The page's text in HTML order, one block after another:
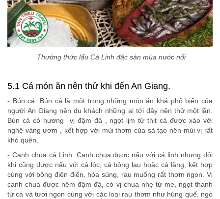
Thưởng thức lẩu Cá Linh đặc sản mùa nước nổi
5.1 Cá món ăn nên thử khi đến An Giang.
- Bún cá: Bún cá là một trong những món ăn khá phổ biến của
người An Giang nên du khách những ai tới đây nên thử một lần.
Bún cá có hương vị đậm đà , ngọt lịm từ thịt cá được xào với
nghệ vàng ươm , kết hợp với mùi thơm của sả tạo nên mùi vị rất
khó quên.
- Canh chua cá Linh: Canh chua được nấu với cá linh nhưng đôi
khi cũng được nấu với cá lóc, cá bông lau hoặc cá lăng, kết hợp
cùng với bông điên điển, hóa súng, rau muống rất thơm ngon. Vị
canh chua được nêm đậm đà, có vị chua nhẹ từ me, ngọt thanh
từ cá và tươi ngon cùng với các loại rau thơm như húng quế, ngò